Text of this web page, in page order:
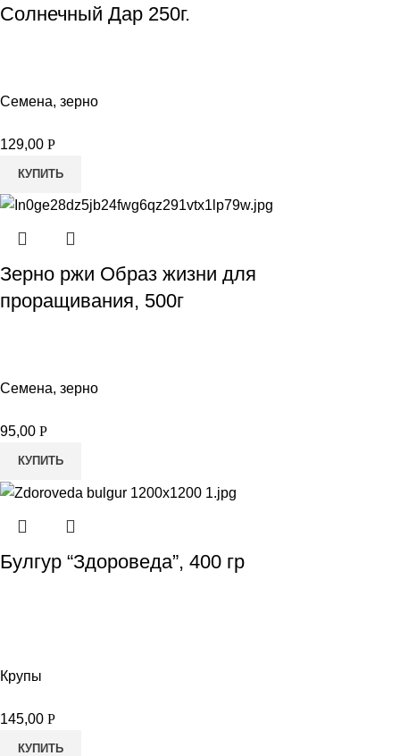
Солнечный Дар 250г.
Семена, зерно
129,00 Р
КУПИТЬ
Зерно ржи Образ жизни для
проращивания, 500г
Семена, зерно
95,00 Р
КУПИТЬ
Булгур “Здороведа”, 400 гр
Крупы
145,00 Р
КУПИТЬ